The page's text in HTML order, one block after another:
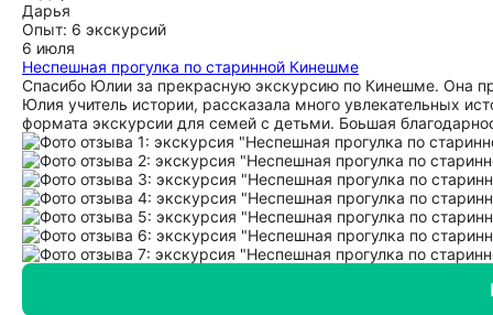
Дарья
Опыт: 6 экскурсий
6 июля
Неспешная прогулка по старинной Кинешме
Спасибо Юлии за прекрасную экскурсию по Кинешме. Она
Юлия учитель истории, рассказала много увлекательных
формата экскурсии для семей с детьми. Боьшая